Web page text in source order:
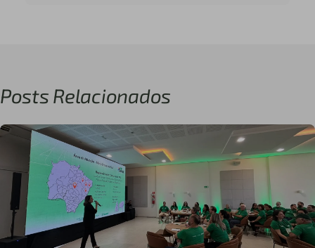
Posts Relacionados